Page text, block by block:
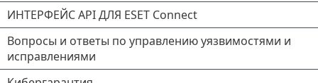
ИНТЕРФЕЙС API ДЛЯ ESET Connect
Вопросы и ответы по управлению уязвимостями и
исправлениями